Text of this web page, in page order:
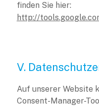
finden Sie hier:
http://
V.
Auf unserer Website
Consent-Manager-